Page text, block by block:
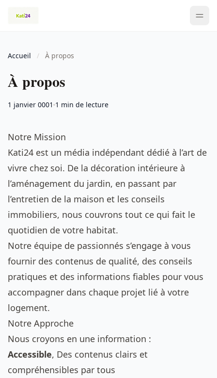
Accueil / À propos
À propos
1 janvier 0001 1 min de lecture
Notre Mission
Kati24 est un média indépendant dédié à l’art de
vivre chez soi. De la décoration intérieure à
l’aménagement du jardin, en passant par
l’entretien de la maison et les conseils
immobiliers, nous couvrons tout ce qui fait le
quotidien de votre habitat.
Notre équipe de passionnés s’engage à vous
fournir des contenus de qualité, des conseils
pratiques et des informations fiables pour vous
accompagner dans chaque projet lié à votre
logement.
Notre Approche
Nous croyons en une information :
Accessible, Des contenus clairs et
compréhensibles par tous